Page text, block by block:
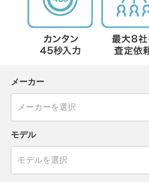
メーカー
モデル